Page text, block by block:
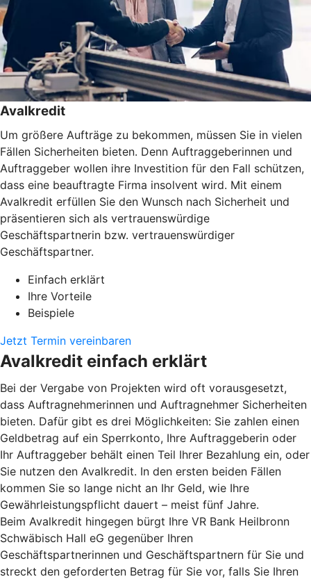
Avalkredit
Um größere Aufträge zu bekommen, müssen Sie in vielen
Fällen Sicherheiten bieten. Denn Auftraggeberinnen und
Auftraggeber wollen ihre Investition für den Fall schützen,
dass eine beauftragte Firma insolvent wird. Mit einem
Avalkredit erfüllen Sie den Wunsch nach Sicherheit und
präsentieren sich als vertrauenswürdige
Geschäftspartnerin bzw. vertrauenswürdiger
Geschäftspartner.
Einfach erklärt
Ihre Vorteile
Beispiele
Jetzt Termin vereinbaren
Avalkredit einfach erklärt
Bei der Vergabe von Projekten wird oft vorausgesetzt,
dass Auftragnehmerinnen und Auftragnehmer Sicherheiten
bieten. Dafür gibt es drei Möglichkeiten: Sie zahlen einen
Geldbetrag auf ein Sperrkonto, Ihre Auftraggeberin oder
Ihr Auftraggeber behält einen Teil Ihrer Bezahlung ein, oder
Sie nutzen den Avalkredit. In den ersten beiden Fällen
kommen Sie so lange nicht an Ihr Geld, wie Ihre
Gewährleistungspflicht dauert – meist fünf Jahre.
Beim Avalkredit hingegen bürgt Ihre VR Bank Heilbronn
Schwäbisch Hall eG gegenüber Ihren
Geschäftspartnerinnen und Geschäftspartnern für Sie und
streckt den geforderten Betrag für Sie vor, falls Sie Ihren